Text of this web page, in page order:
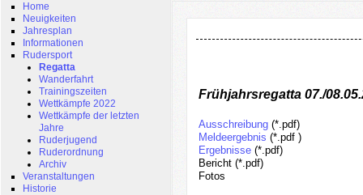
Home
Neuigkeiten
Jahresplan
Informationen
Rudersport
Regatta
Wanderfahrt
Trainingszeiten
Wettkämpfe 2022
Wettkämpfe der letzten
Jahre
Ruderjugend
Ruderordnung
Archiv
Veranstaltungen
Historie
Frühjahrsregatta 07./
Ausschreibung(*.pdf)
Meldeergebnis (*.pdf )
Ergebnisse(*.pdf)
Bericht (*.pdf)
Fotos